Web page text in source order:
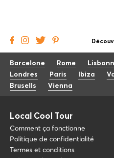
Barcelone Rome
Londres
Paris Ibiza
Brusells
Vienna
Local Cool Tour
Comment ça fonctionne
Politique de confidentialité
Termes et conditions